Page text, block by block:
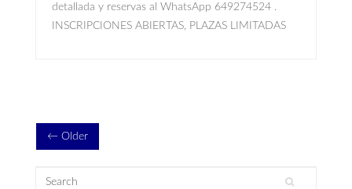
detallada y reservas al WhatsApp 649274524 .
INSCRIPCIONES ABIERTAS, PLAZAS LIMITADAS
← Older
Search